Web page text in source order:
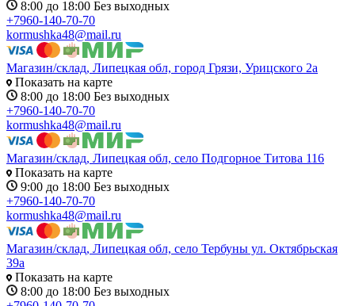
8:00 до 18:00 Без выходных
+7960-140-70-70
kormushka48@mail.ru
Магазин/склад, Липецкая обл, город Грязи, Урицского 2а
Показать на карте
8:00 до 18:00 Без выходных
+7960-140-70-70
kormushka48@mail.ru
Магазин/склад, Липецкая обл, село Подгорное Титова 116
Показать на карте
9:00 до 18:00 Без выходных
+7960-140-70-70
kormushka48@mail.ru
Магазин/склад, Липецкая обл, село Тербуны ул. Октябрьская
39а
Показать на карте
8:00 до 18:00 Без выходных